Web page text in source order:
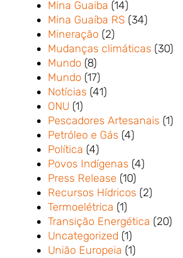
Mina Guaiba (14)
Mina Guaíba RS (34)
Mineração (2)
Mudanças climáticas (30)
Mundo (8)
Mundo (17)
Notícias (41)
ONU (1)
Pescadores Artesanais (1)
Petróleo e Gás (4)
Política (4)
Povos Indígenas (4)
Press Release (10)
Recursos Hídricos (2)
Termoelétrica (1)
Transição Energética (20)
Uncategorized (1)
União Europeia (1)